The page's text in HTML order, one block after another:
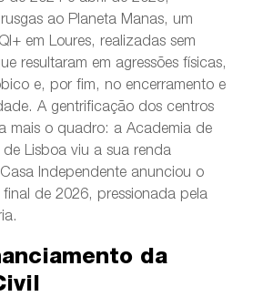
ao Planeta Manas, um
em Loures, realizadas sem
resultaram em agressões físicas,
e, por fim, no encerramento e
A gentrificação dos centros
mais o quadro: a Academia de
Lisboa viu a sua renda
Independente anunciou o
de 2026, pressionada pela
da